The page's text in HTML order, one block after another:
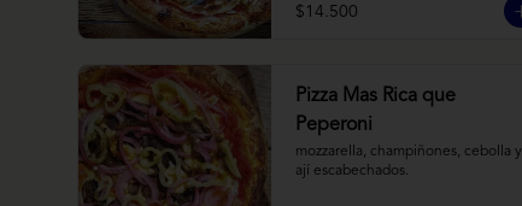
$14.500
Pizza Mas Rica que
Peperoni
mozzarella, champiñones, cebolla y
ají escabechados.